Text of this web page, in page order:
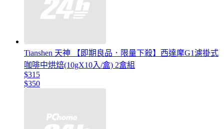
Tianshen 天神 【即期良品．限量下殺】西達摩G1濾掛式
咖啡中烘焙(10gX10入/盒) 2盒組
$315
$350